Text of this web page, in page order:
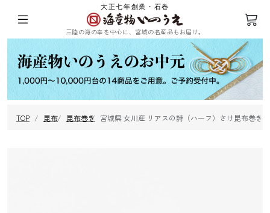
大正七年創業・石巻
三陸の海の幸を中心に、宮城の名産品もお届け。
ログイン 会員登録
TOP 昆布 昆布巻き 宮城県 女川産 リアスの詩（ハーフ）さけ昆布巻き